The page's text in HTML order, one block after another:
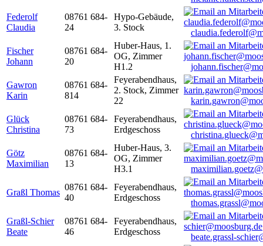
Federolf
Claudia
08761 684-
24
Hypo-Gebäude,
3. Stock
Fischer
Johann
08761 684-
20
Huber-Haus, 1.
OG, Zimmer
H1.2
Gawron
Karin
08761 684-
814
Feyerabendhaus,
2. Stock, Zimmer
22
Glück
Christina
08761 684-
73
Feyerabendhaus,
Erdgeschoss
Götz
Maximilian
08761 684-
13
Huber-Haus, 3.
OG, Zimmer
H3.1
Graßl Thomas
08761 684-
40
Feyerabendhaus,
Erdgeschoss
Graßl-Schier
Beate
08761 684-
46
Feyerabendhaus,
Erdgeschoss
beate.grassl-